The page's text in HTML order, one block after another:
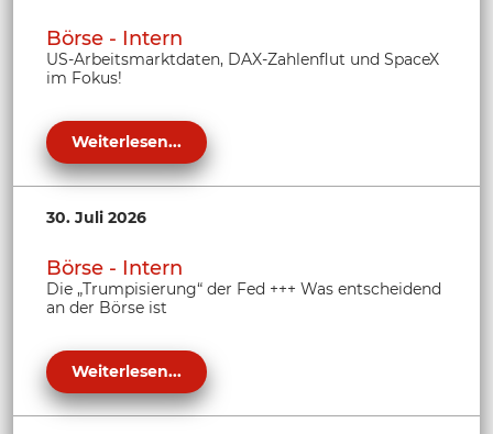
Börse - Intern
US-Arbeitsmarktdaten, DAX-Zahlenflut und SpaceX
im Fokus!
Weiterlesen...
30. Juli 2026
Börse - Intern
Die „Trumpisierung“ der Fed +++ Was entscheidend
an der Börse ist
Weiterlesen...